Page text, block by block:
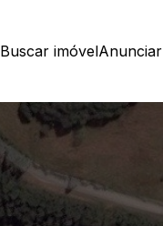
Buscar imóvel